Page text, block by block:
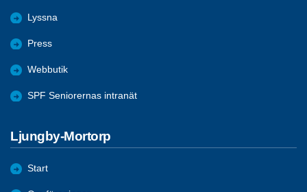
Lyssna
Press
Webbutik
SPF Seniorernas intranät
Ljungby-Mortorp
Start